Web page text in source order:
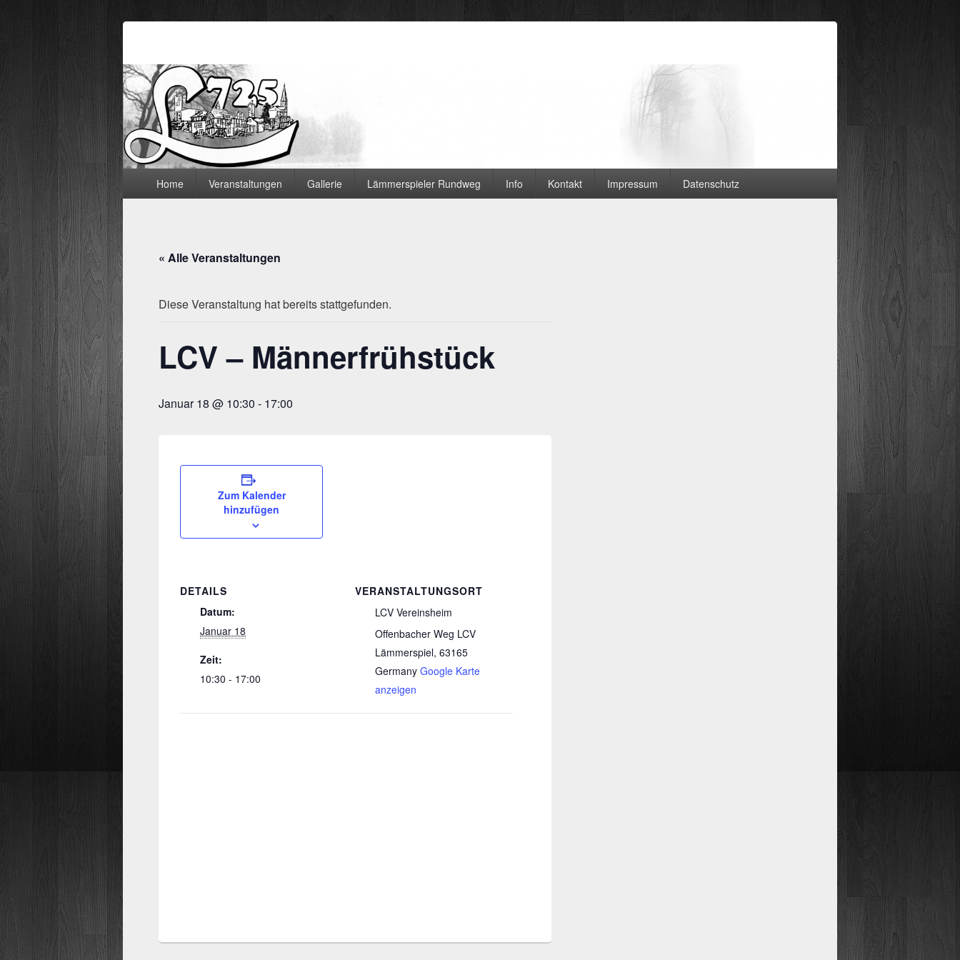
Lämmerspieler Ortsvereine
Home Veranstaltungen Gallerie Lämmerspieler Rundweg Info Kontakt Impressum Datenschutz
« Alle Veranstaltungen
Diese Veranstaltung hat bereits stattgefunden.
LCV – Männerfrühstück
Januar 18 @ 10:30 - 17:00
Zum Kalender
hinzufügen
DETAILS
Datum:
Januar 18
Zeit:
10:30 - 17:00
VERANSTALTUNGSORT
LCV Vereinsheim
Offenbacher Weg LCV
Lämmerspiel, 63165
Germany Google Karte
anzeigen